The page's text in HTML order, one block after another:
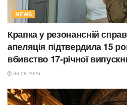
NEWS
Крапка у резонансній
апеляція підтвердила 15
вбивство 17-річної
06.08.2026